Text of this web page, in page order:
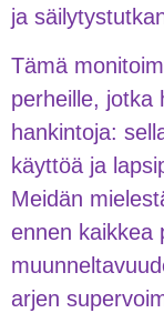
ja
Tämä
perheille, jotka
hankintoja:
käyttöä ja
Meidän
ennen kaikkea
arjen